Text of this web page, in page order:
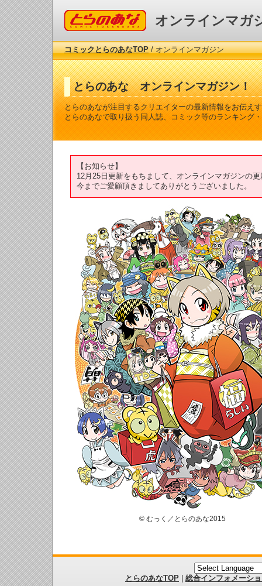
コミックとらのあな オンラインマガ
コミックとらのあなTOP/ オンラインマガジン
とらのあな オンラインマガジン！
とらのあなが注目するクリエイターの最新情報をお伝え
とらのあなで取り扱う同人誌、コミック等のランキング
【お知らせ】
12月25日更新をもちまして、オンラインマガジンの
今までご愛顧頂きましてありがとうございました。
© むっく／とらのあな2015
とらのあなTOP
総合インフォメーシ